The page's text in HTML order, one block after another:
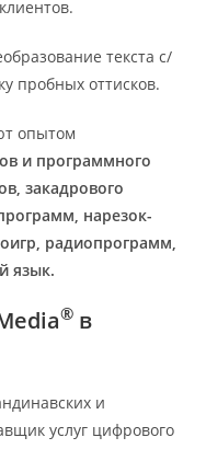
текста с/
пробных оттисков.
опытом
и программного
закадрового
нарезок-
радиопрограмм,
язык.
® в
и
услуг цифрового